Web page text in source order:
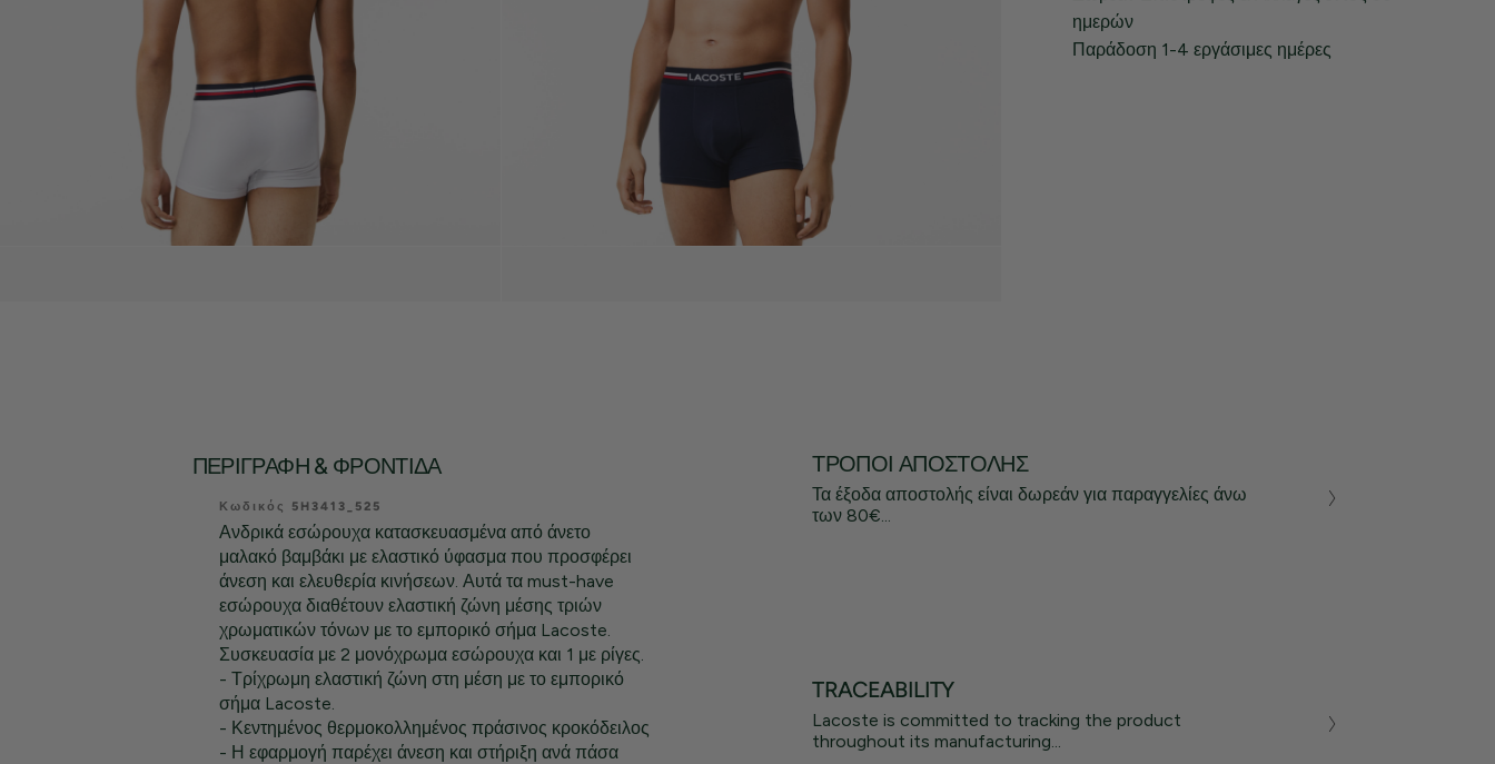
ημερών
Παράδοση 1-4 εργάσιμες ημέρες
ΠΕΡΙΓΡΑΦΉ & ΦΡΟΝΤΊΔΑ
Κωδικός 5H3413_525
Ανδρικά εσώρουχα κατασκευασμένα από άνετο
μαλακό βαμβάκι με ελαστικό ύφασμα που προσφέρει
άνεση και ελευθερία κινήσεων. Αυτά τα must-have
εσώρουχα διαθέτουν ελαστική ζώνη μέσης τριών
χρωματικών τόνων με το εμπορικό σήμα Lacoste.
Συσκευασία με 2 μονόχρωμα εσώρουχα και 1 με ρίγες.
- Τρίχρωμη ελαστική ζώνη στη μέση με το εμπορικό
σήμα Lacoste.
- Κεντημένος θερμοκολλημένος πράσινος κροκόδειλος
- Η εφαρμογή παρέχει άνεση και στήριξη ανά πάσα
ΤΡΌΠΟΙ ΑΠΟΣΤΟΛΉΣ
Τα έξοδα αποστολής είναι δωρεάν για παραγγελίες άνω
των 80€...
TRACEABILITY
Lacoste is committed to tracking the product
throughout its manufacturing...